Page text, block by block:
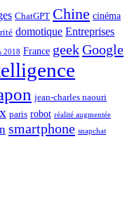
ChatGPT Chine cinéma
domotique Entreprises
2018 France geekGoogle
jean-charles naouri
paris robot réalité augmentée
smartphone snapchat